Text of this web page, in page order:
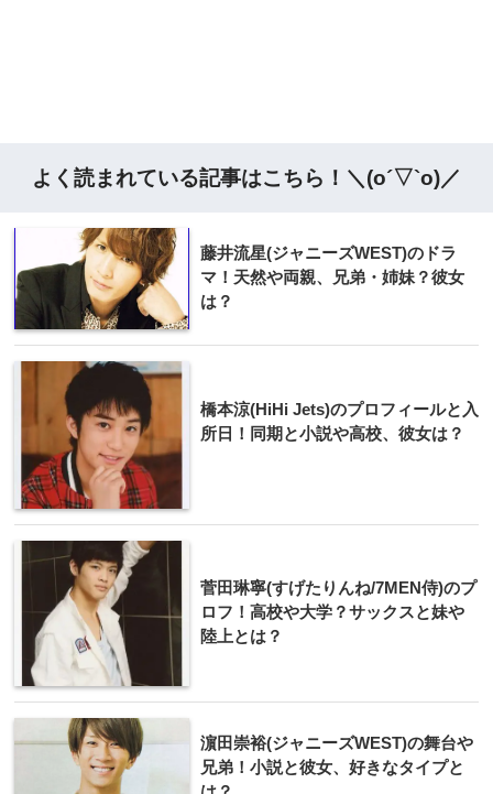
よく読まれている記事はこちら！＼(o´▽`o)／
藤井流星(ジャニーズWEST)のドラ
マ！天然や両親、兄弟・姉妹？彼女
は？
橋本涼(HiHi Jets)のプロフィールと入
所日！同期と小説や高校、彼女は？
菅田琳寧(すげたりんね/7MEN侍)のプ
ロフ！高校や大学？サックスと妹や
陸上とは？
濵田崇裕(ジャニーズWEST)の舞台や
兄弟！小説と彼女、好きなタイプと